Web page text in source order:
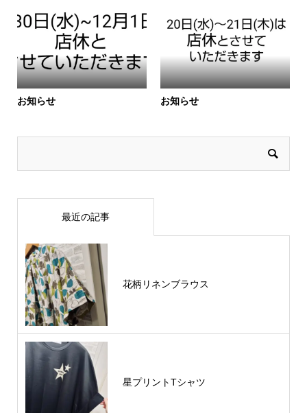
お知らせ お知らせ
最近の記事
花柄リネンブラウス
星プリントTシャツ